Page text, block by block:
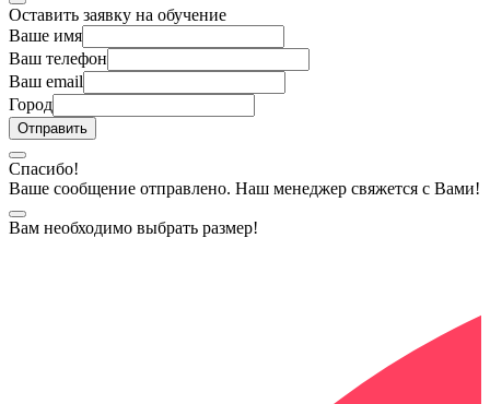
Оставить заявку на обучение
Ваше имя
Ваш телефон
Ваш email
Город
Спасибо!
Ваше сообщение отправлено. Наш менеджер свяжется с Вами!
Вам необходимо выбрать размер!